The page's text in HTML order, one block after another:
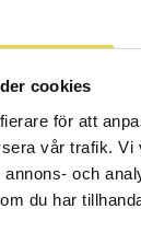
cookies
för att
vår trafik. Vi
och
du har